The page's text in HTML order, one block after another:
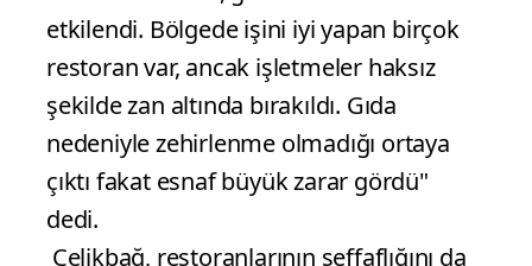
etkilendi. Bölgede işini iyi yapan birçok
restoran var, ancak işletmeler haksız
şekilde zan altında bırakıldı. Gıda
nedeniyle zehirlenme olmadığı ortaya
çıktı fakat esnaf büyük zarar gördü"
dedi.
Çelikbağ, restoranlarının şeffaflığını da